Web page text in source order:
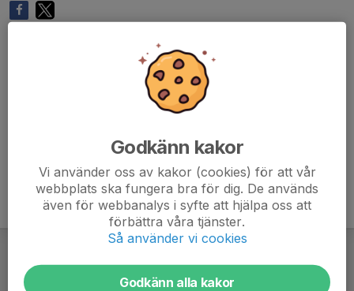
Godkänn kakor
Vi använder oss av kakor (cookies) för att vår
webbplats ska fungera bra för dig. De används
även för webbanalys i syfte att hjälpa oss att
förbättra våra tjänster.
Så använder vi cookies
Godkänn alla kakor